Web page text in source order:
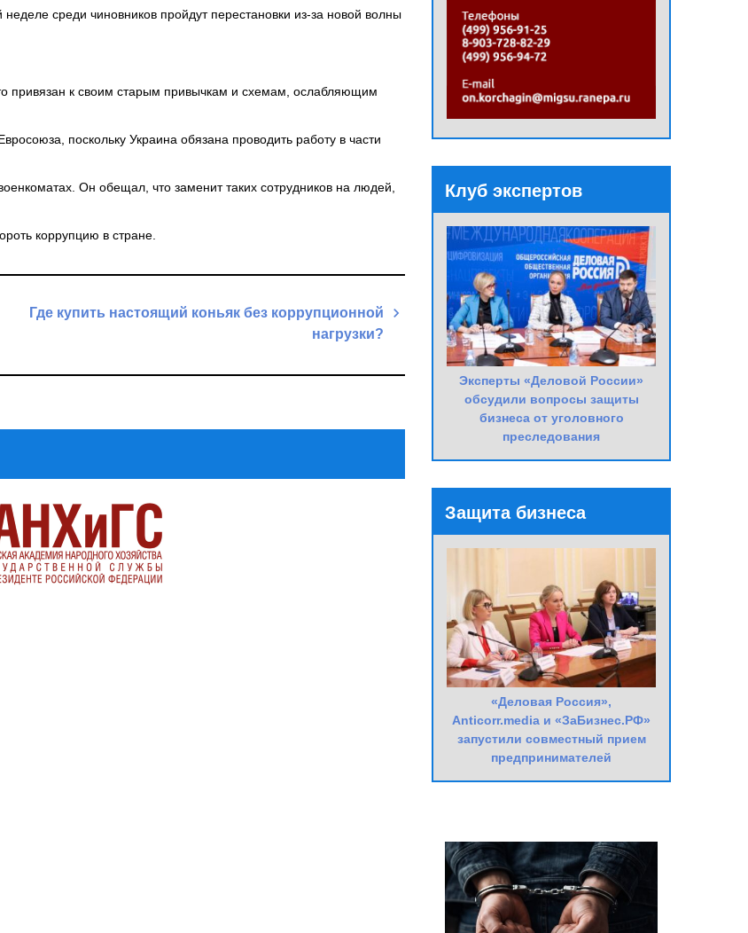
неделе среди чиновников пройдут перестановки из-за новой волны
привязан к своим старым привычкам и схемам, ослабляющим
поскольку Украина обязана проводить работу в части
Он обещал, что заменит таких сотрудников на людей,
коррупцию в стране.
Где купить настоящий коньяк без коррупционной
нагрузки?
Клуб экспертов
Эксперты «Деловой России»
обсудили вопросы защиты
бизнеса от уголовного
преследования
Защита бизнеса
«Деловая Россия»,
Anticorr.media и «ЗаБизнес.РФ»
запустили совместный прием
предпринимателей